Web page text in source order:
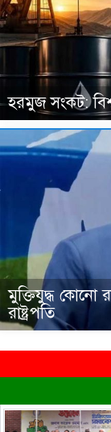
হরমুজ সংকট:
মুক্তিযুদ্ধ কোনো
রাষ্ট্রপতি